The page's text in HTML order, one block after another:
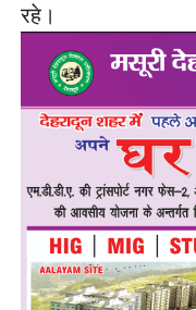
रहे।